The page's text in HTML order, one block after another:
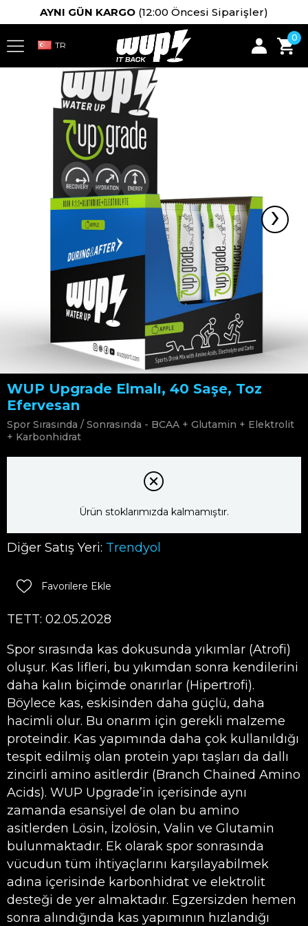
AYNI GÜN KARGO (12:00 Öncesi Siparişler)
0
›
WUP Upgrade Elmalı, 40 Saşe, Toz
Efervesan
Spor Sırasında / Sonrasında - BCAA + Glutamin + Elektrolit
+ Karbonhidrat
Ürün stoklarımızda kalmamıştır.
Diğer Satış Yeri: Trendyol
Favorilere Ekle
TETT: 02.05.2028
Spor sırasında kas dokusunda yıkımlar (Atrofi)
oluşur. Kas lifleri, bu yıkımdan sonra kendilerini
daha kalın biçimde onarırlar (Hipertrofi).
Böylece kas, eskisinden daha güçlü, daha
hacimli olur. Bu onarım için gerekli malzeme
proteindir. Kas yapımında daha çok kullanıldığı
tespit edilmiş olan protein yapı taşları da dallı
zincirli amino asitlerdir (Branch Chained Amino
Acids). WUP Upgrade’in içerisinde aynı
zamanda esansiyel de olan bu amino
asitlerden Lösin, İzolösin, Valin ve Glutamin
bulunmaktadır. Ek olarak spor sonrasında
vücudun tüm ihtiyaçlarını karşılayabilmek
adına içerisinde karbonhidrat ve elektrolit
desteği de yer almaktadır. Egzersizden hemen
sonra alındığında kas yapımının hızlandığı